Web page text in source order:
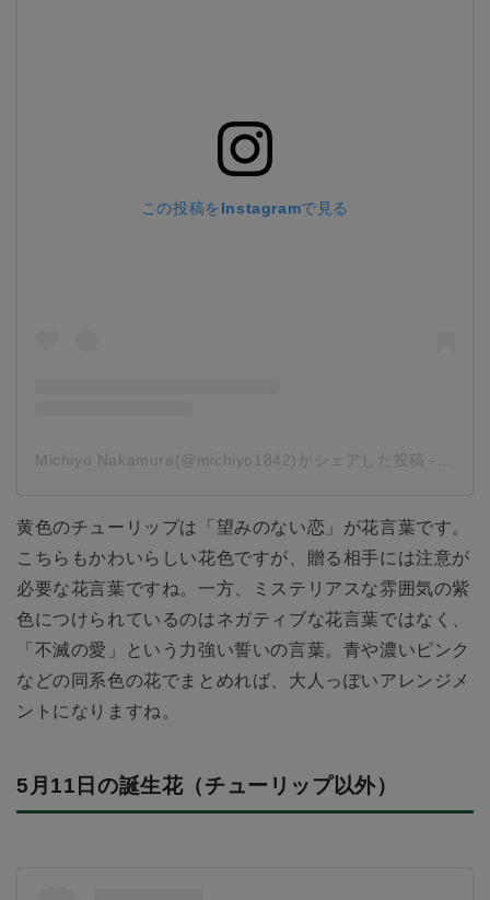
この投稿をInstagramで見る
Michiyo Nakamura(@michiyo1842)がシェアした投稿 -
黄色のチューリップは「望みのない恋」が花言葉です。
こちらもかわいらしい花色ですが、贈る相手には注意が
必要な花言葉ですね。一方、ミステリアスな雰囲気の紫
色につけられているのはネガティブな花言葉ではなく、
「不滅の愛」という力強い誓いの言葉。青や濃いピンク
などの同系色の花でまとめれば、大人っぽいアレンジメ
ントになりますね。
5月11日の誕生花（チューリップ以外）